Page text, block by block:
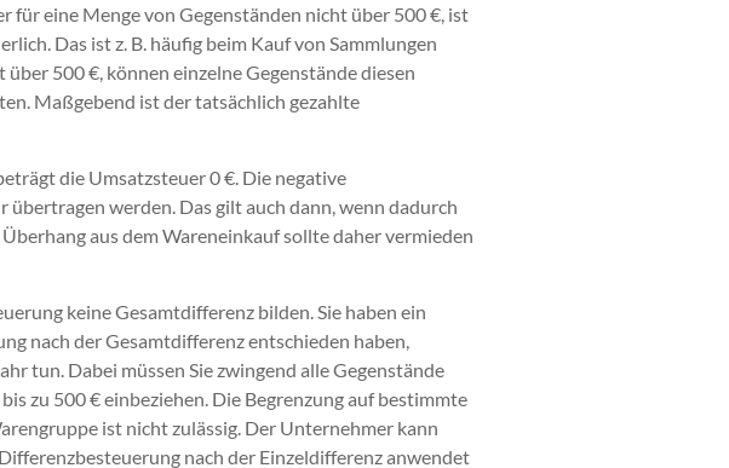
für eine Menge von Gegenständen nicht über 500 €, ist
Das ist z. B. häufig beim Kauf von Sammlungen
500 €, können einzelne Gegenstände diesen
Maßgebend ist der tatsächlich gezahlte
die Umsatzsteuer 0 €. Die negative
werden. Das gilt auch dann, wenn dadurch
aus dem Wareneinkauf sollte daher vermieden
keine Gesamtdifferenz bilden. Sie haben ein
nach der Gesamtdifferenz entschieden haben,
tun. Dabei müssen Sie zwingend alle Gegenstände
zu 500 € einbeziehen. Die Begrenzung auf bestimmte
ist nicht zulässig. Der Unternehmer kann
nach der Einzeldifferenz anwendet